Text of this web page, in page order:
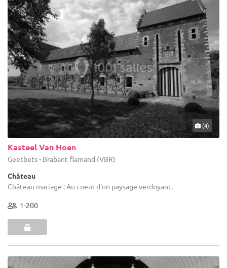
(4)
Kasteel Van Hoen
Geetbets - Brabant flamand (VBR)
Château
Château mariage : Au coeur d'un paysage verdoyant.
1-200